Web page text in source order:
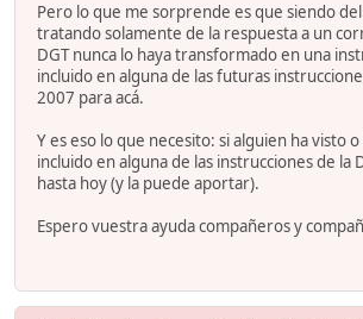
Pero lo que me sorprende es que siendo
tratando solamente de la respuesta a un
DGT nunca lo haya transformado en una
incluido en alguna de las futuras
2007 para acá.
Y es eso lo que necesito: si alguien ha visto
incluido en alguna de las instrucciones de la
hasta hoy (y la puede aportar).
Espero vuestra ayuda compañeros y